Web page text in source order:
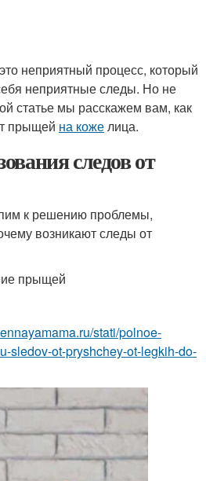
неприятный процесс, который
неприятные следы. Но не
статье мы расскажем вам, как
прыщей на кожелица.
следов от
к решению проблемы,
возникают следы от
прыщей
stati/polnoe-
sledov-ot-pryshchey-ot-legkih-do-